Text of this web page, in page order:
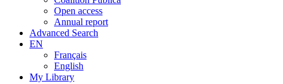
Open access
Annual report
Advanced Search
EN
Français
English
My Library